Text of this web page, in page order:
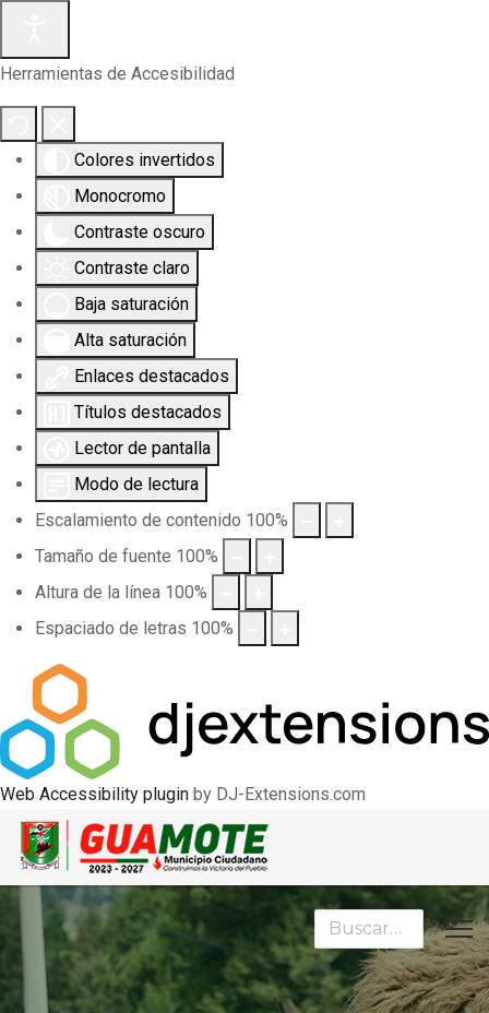
Herramientas de Accesibilidad
Colores invertidos
Monocromo
Contraste oscuro
Contraste claro
Baja saturación
Alta saturación
Enlaces destacados
Títulos destacados
Lector de pantalla
Modo de lectura
Escalamiento de contenido 100%
Tamaño de fuente 100%
Altura de la línea 100%
Espaciado de letras 100%
Web Accessibility plugin by DJ-Extensions.com
Buscar